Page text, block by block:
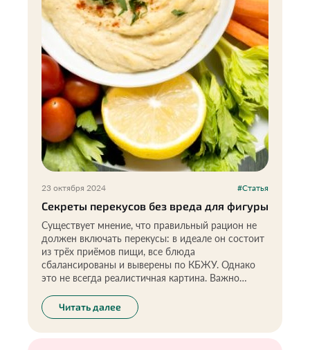
23 октября 2024 #Статья
Секреты перекусов без вреда для фигуры
Существует мнение, что правильный рацион не
должен включать перекусы: в идеале он состоит
из трёх приёмов пищи, все блюда
сбалансированы и выверены по КБЖУ. Однако
это не всегда реалистичная картина. Важно
фрукты, овощи, семена или орехи, могут
поддерживать уровень энергии в течение дня и
способствовать хорошему самочувствию. Главное
Читать далее